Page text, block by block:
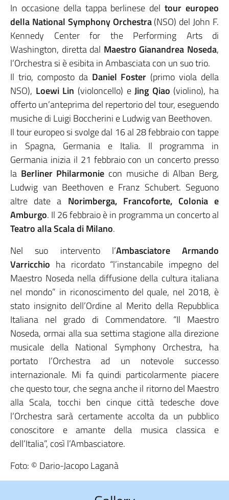
In occasione della tappa berlinese deltour europeo
della National Symphony Orchestra(NSO) del John F.
Kennedy Center for the Performing Arts di
Washington, diretta dal Maestro Gianandrea Noseda,
l’Orchestra si è esibita in Ambasciata con un suo trio.
Il trio, composto da Daniel Foster (primo viola della
NSO), Loewi Lin (violoncello) eJing Qiao (violino), ha
offerto un’anteprima del repertorio del tour, eseguendo
musiche di Luigi Boccherini e Ludwig van Beethoven.
Il tour europeo si svolge dal 16 al 28 febbraio con tappe
in Spagna, Germania e Italia. Il programma in
Germania inizia il 21 febbraio con un concerto presso
la Berliner Philarmonie con musiche di Alban Berg,
Ludwig van Beethoven e Franz Schubert. Seguono
altre date a Norimberga, Francoforte, Colonia e
Amburgo. Il 26 febbraio è in programma un concerto al
Teatro alla Scala di Milano.
Nel suo intervento l’Ambasciatore Armando
Varricchio ha ricordato “l’instancabile impegno del
Maestro Noseda nella diffusione della cultura italiana
nel mondo” in riconoscimento del quale, nel 2018, è
stato insignito dell’Ordine al Merito della Repubblica
Italiana nel grado di Commendatore. “Il Maestro
Noseda, ormai alla sua settima stagione alla direzione
musicale della National Symphony Orchestra, ha
portato l’Orchestra ad un notevole successo
internazionale. Mi fa quindi particolarmente piacere
che questo tour, che segna anche il ritorno del Maestro
alla Scala, tocchi ben cinque città tedesche dove
l’Orchestra sarà certamente accolta da un pubblico
conoscitore e amante della musica classica e
dell’Italia”, così l’Ambasciatore.
Foto: © Dario-Jacopo Laganà